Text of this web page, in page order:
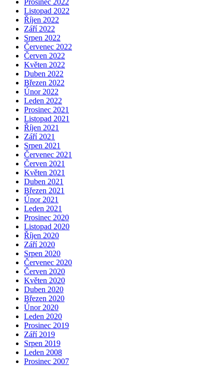
Prosinec 2022
Listopad 2022
Říjen 2022
Září 2022
Srpen 2022
Červenec 2022
Červen 2022
Květen 2022
Duben 2022
Březen 2022
Únor 2022
Leden 2022
Prosinec 2021
Listopad 2021
Říjen 2021
Září 2021
Srpen 2021
Červenec 2021
Červen 2021
Květen 2021
Duben 2021
Březen 2021
Únor 2021
Leden 2021
Prosinec 2020
Listopad 2020
Říjen 2020
Září 2020
Srpen 2020
Červenec 2020
Červen 2020
Květen 2020
Duben 2020
Březen 2020
Únor 2020
Leden 2020
Prosinec 2019
Září 2019
Srpen 2019
Leden 2008
Prosinec 2007